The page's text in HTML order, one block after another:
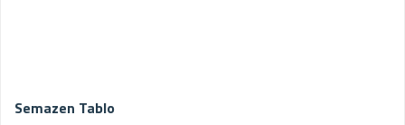
Semazen Tablo